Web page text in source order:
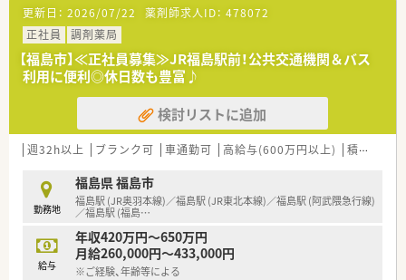
更新日： 2026/07/22 薬剤師求人ID： 478072
正社員
調剤薬局
【福島市】≪正社員募集≫JR福島駅前！公共交通機関＆バス
利用に便利◎休日数も豊富♪
検討リストに追加
週32h以上 ブランク可 車通勤可 高給与(600万円以上) 積雪あり
勤務地
福島県 福島市
福島駅 (JR奥羽本線)／福島駅 (JR東北本線)／福島駅 (阿武隈急行線)
／福島駅 (福島…
給与
年収420万円～650万円
月給260,000円～433,000円
※ご経験、年齢等による